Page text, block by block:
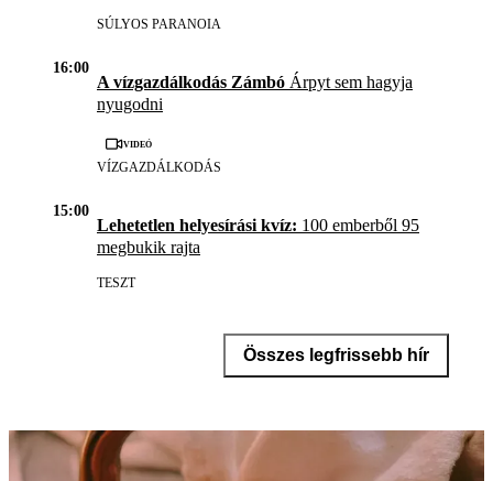
SÚLYOS PARANOIA
16:00
A vízgazdálkodás Zámbó Árpyt sem hagyja
nyugodni
Videó
VÍZGAZDÁLKODÁS
15:00
Lehetetlen helyesírási kvíz: 100 emberből 95
megbukik rajta
TESZT
Összes legfrissebb hír